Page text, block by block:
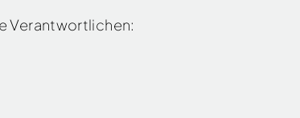
Verantwortlichen: